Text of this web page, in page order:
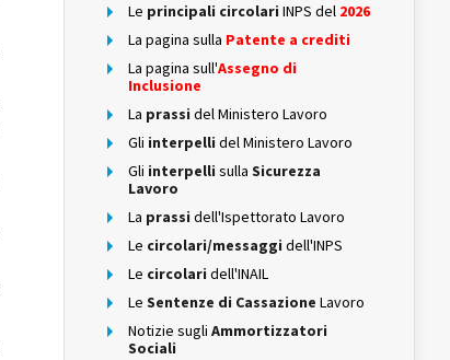
Le principali circolari INPS del 2026
La pagina sulla Patente a crediti
La pagina sull'Assegno di
Inclusione
La prassi del Ministero Lavoro
Gli interpelli del Ministero Lavoro
Gli interpelli sulla Sicurezza
Lavoro
La prassi dell'Ispettorato Lavoro
Le circolari/messaggi dell'INPS
Le circolari dell'INAIL
Le Sentenze di Cassazione Lavoro
Notizie sugli Ammortizzatori
Sociali